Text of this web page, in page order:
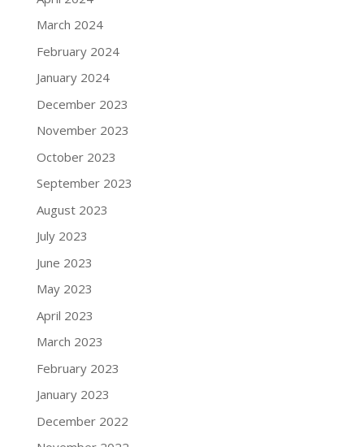
March 2024
February 2024
January 2024
December 2023
November 2023
October 2023
September 2023
August 2023
July 2023
June 2023
May 2023
April 2023
March 2023
February 2023
January 2023
December 2022